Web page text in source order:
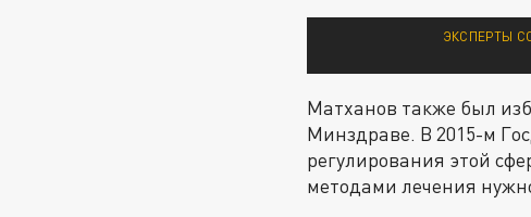
ЭКСПЕРТЫ
Матханов также был
Минздраве. В 2015-м
регулирования этой
методами лечения